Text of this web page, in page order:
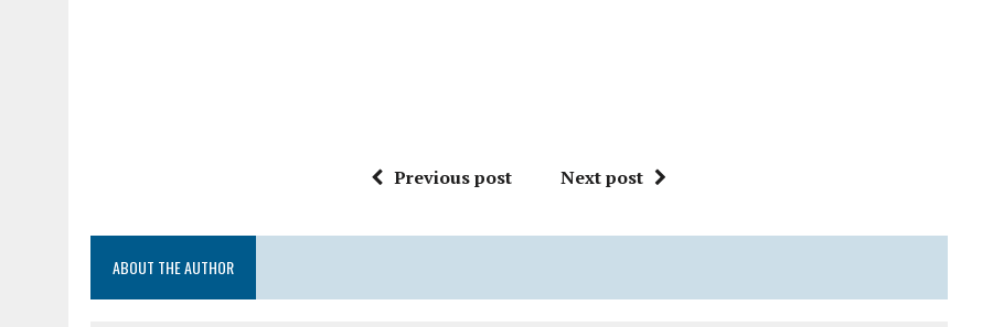
Previous post Next post
ABOUT THE AUTHOR